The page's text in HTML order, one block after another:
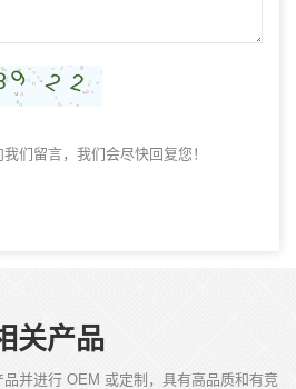
们留言，我们会尽快回复您！
关产品
并进行 OEM 或定制，具有高品质和有竞